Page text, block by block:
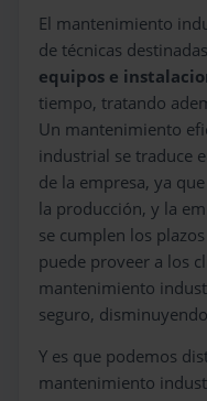
El mantenimiento
de técnicas
equipos e
tiempo, tratando
Un mantenimiento
industrial se traduce
de la empresa, ya
la producción, y la
se cumplen los
puede proveer a los
mantenimiento
seguro,
Y es que podemos
mantenimiento